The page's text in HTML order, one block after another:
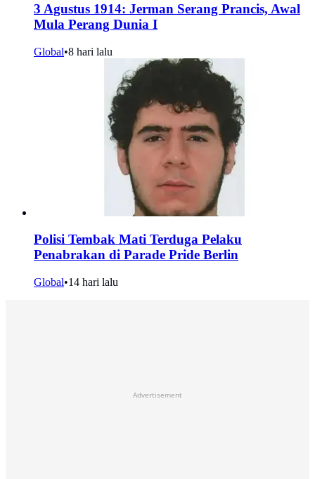
3 Agustus 1914: Jerman Serang Prancis, Awal
Mula Perang Dunia I
Global•8 hari lalu
Polisi Tembak Mati Terduga Pelaku
Penabrakan di Parade Pride Berlin
Global•14 hari lalu
Advertisement